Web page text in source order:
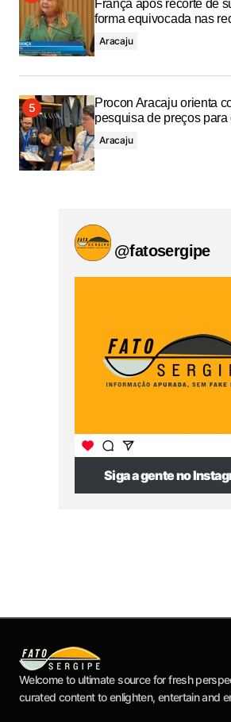
França após recorte de
forma equivocada nas
Aracaju
Procon Aracaju orienta
pesquisa de preços
Aracaju
@fatosergipe
Siga a gente no
Welcome to ultimate source for fresh
curated content to enlighten, entertain and